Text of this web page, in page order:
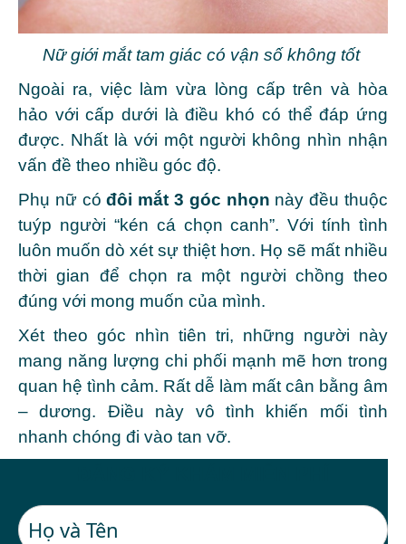
Nữ giới mắt tam giác có vận số không tốt
Ngoài ra, việc làm vừa lòng cấp trên và hòa
hảo với cấp dưới là điều khó có thể đáp ứng
được. Nhất là với một người không nhìn nhận
vấn đề theo nhiều góc độ.
Phụ nữ cóđôi mắt 3 góc nhọn này đều thuộc
tuýp người “kén cá chọn canh”. Với tính tình
luôn muốn dò xét sự thiệt hơn. Họ sẽ mất nhiều
thời gian để chọn ra một người chồng theo
đúng với mong muốn của mình.
Xét theo góc nhìn tiên tri, những người này
mang năng lượng chi phối mạnh mẽ hơn trong
quan hệ tình cảm. Rất dễ làm mất cân bằng âm
– dương. Điều này vô tình khiến mối tình
nhanh chóng đi vào tan vỡ.